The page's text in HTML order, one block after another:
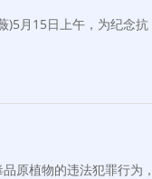
月15日上午，为纪念抗
原植物的违法犯罪行为